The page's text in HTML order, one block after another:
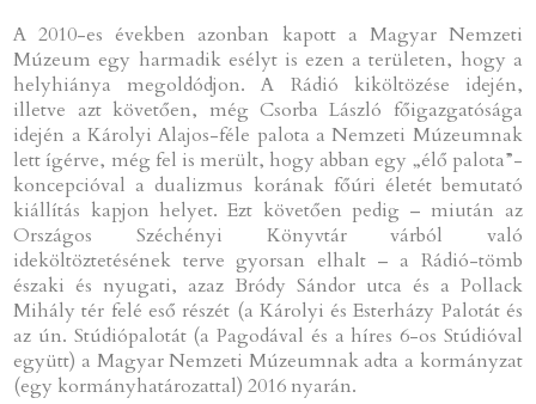
A 2010-es években azonban kapott a Magyar Nemzeti
Múzeum egy harmadik esélyt is ezen a területen, hogy a
helyhiánya megoldódjon. A Rádió kiköltözése idején,
illetve azt követően, még Csorba László főigazgatósága
idején a Károlyi Alajos-féle palota a Nemzeti Múzeumnak
lett ígérve, még fel is merült, hogy abban egy „élő palota”-
koncepcióval a dualizmus korának főúri életét bemutató
kiállítás kapjon helyet. Ezt követően pedig – miután az
Országos Széchényi Könyvtár várból való
ideköltöztetésének terve gyorsan elhalt – a Rádió-tömb
északi és nyugati, azaz Bródy Sándor utca és a Pollack
Mihály tér felé eső részét (a Károlyi és Esterházy Palotát és
az ún. Stúdiópalotát (a Pagodával és a híres 6-os Stúdióval
együtt) a Magyar Nemzeti Múzeumnak adta a kormányzat
(egy kormányhatározattal) 2016 nyarán.